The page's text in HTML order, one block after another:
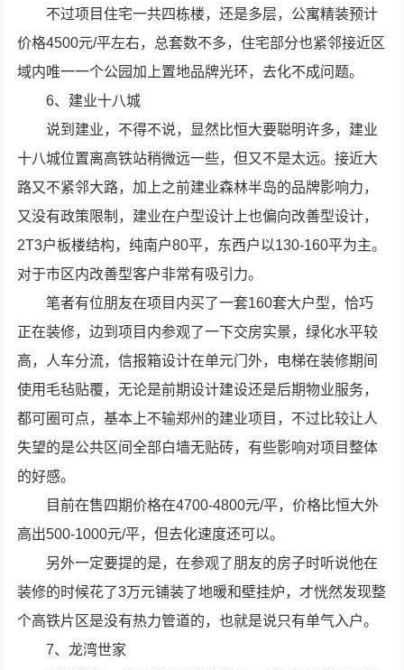
不过项目住宅一共四栋楼，还是多层，公寓精装预计
价格4500元/平左右，总套数不多，住宅部分也紧邻接近区
域内唯一一个公园加上置地品牌光环，去化不成问题。
6、建业十八城
说到建业，不得不说，显然比恒大要聪明许多，建业
十八城位置离高铁站稍微远一些，但又不是太远。接近大
路又不紧邻大路，加上之前建业森林半岛的品牌影响力，
又没有政策限制，建业在户型设计上也偏向改善型设计，
2T3户板楼结构，纯南户80平，东西户以130-160平为主。
对于市区内改善型客户非常有吸引力。
笔者有位朋友在项目内买了一套160套大户型，恰巧
正在装修，边到项目内参观了一下交房实景，绿化水平较
高，人车分流，信报箱设计在单元门外，电梯在装修期间
使用毛毡贴覆，无论是前期设计建设还是后期物业服务，
都可圈可点，基本上不输郑州的建业项目，不过比较让人
失望的是公共区间全部白墙无贴砖，有些影响对项目整体
的好感。
目前在售四期价格在4700-4800元/平，价格比恒大外
高出500-1000元/平，但去化速度还可以。
另外一定要提的是，在参观了朋友的房子时听说他在
装修的时候花了3万元铺装了地暖和壁挂炉，才恍然发现整
个高铁片区是没有热力管道的，也就是说只有单气入户。
7、龙湾世家